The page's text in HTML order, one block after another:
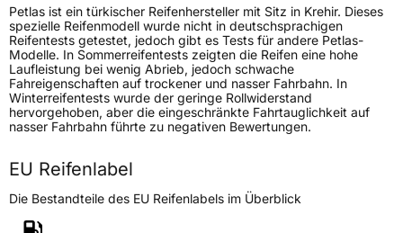
Generelle Merkmale
FahrzeugtypPKW
VerwendungWinterreifen
ModellnameSnowmaster W 601
FahrzeugartPKW & SUV
Schlauchtyp
Petlas ist ein türkischer Reifenhersteller mit Sitz in Krehir. Dieses
spezielle Reifenmodell wurde nicht in deutschsprachigen
Reifentests getestet, jedoch gibt es Tests für andere Petlas-
Modelle. In Sommerreifentests zeigten die Reifen eine hohe
Laufleistung bei wenig Abrieb, jedoch schwache
Fahreigenschaften auf trockener und nasser Fahrbahn. In
Winterreifentests wurde der geringe Rollwiderstand
hervorgehoben, aber die eingeschränkte Fahrtauglichkeit auf
nasser Fahrbahn führte zu negativen Bewertungen.
EU Reifenlabel
Die Bestandteile des EU Reifenlabels im Überblick